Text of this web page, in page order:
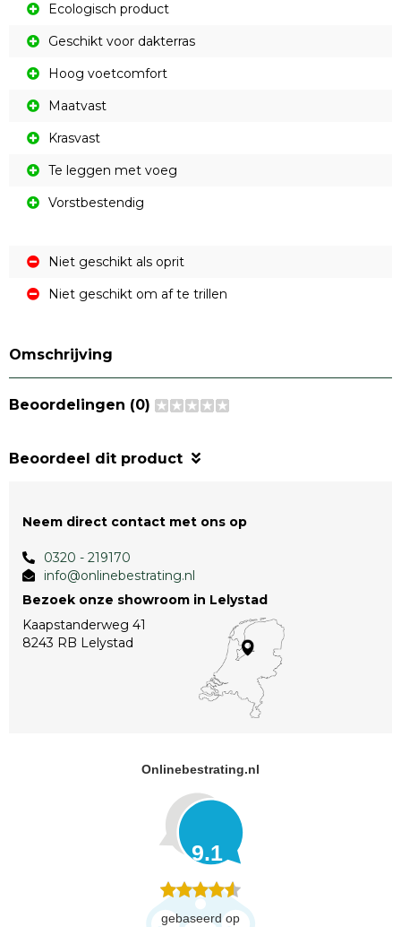
Ecologisch product
Geschikt voor dakterras
Hoog voetcomfort
Maatvast
Krasvast
Te leggen met voeg
Vorstbestendig
Niet geschikt als oprit
Niet geschikt om af te trillen
Omschrijving
Beoordelingen (0)
Beoordeel dit product
Neem direct contact met ons op
0320 - 219170
info@onlinebestrating.nl
Bezoek onze showroom in Lelystad
Kaapstanderweg 41
8243 RB Lelystad
Onlinebestrating.nl
9.1
gebaseerd op